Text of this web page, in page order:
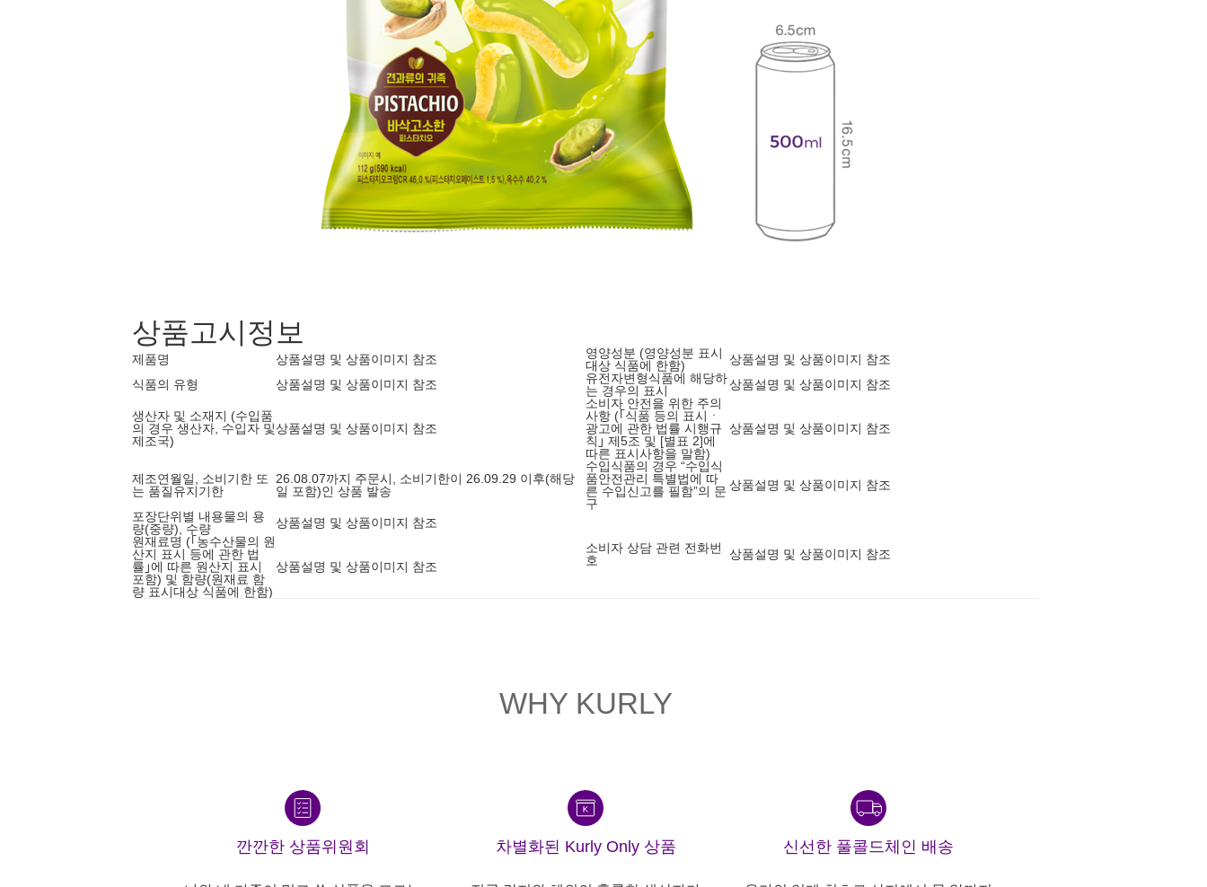
상품고시정보
제품명 상품설명 및 상품이미지 참조
영양성분 (영양성분 표시
대상 식품에 한함)
상품설명 및 상품이미지 참조
식품의 유형
상품설명 및 상품이미지 참조
유전자변형식품에 해당하
는 경우의 표시
상품설명 및 상품이미지 참조
생산자 및 소재지 (수입품
의 경우 생산자, 수입자 및
제조국)
상품설명 및 상품이미지 참조
소비자 안전을 위한 주의
사항 (｢식품 등의 표시ㆍ
광고에 관한 법률 시행규
칙｣ 제5조 및 [별표 2]에
따른 표시사항을 말함)
상품설명 및 상품이미지 참조
제조연월일, 소비기한 또
는 품질유지기한
26.08.07까지 주문시, 소비기한이 26.09.29 이후(해당
일 포함)인 상품 발송
수입식품의 경우 “수입식
품안전관리 특별법에 따
른 수입신고를 필함”의 문
구
상품설명 및 상품이미지 참조
포장단위별 내용물의 용
량(중량), 수량
상품설명 및 상품이미지 참조
소비자 상담 관련 전화번
호
상품설명 및 상품이미지 참조
원재료명 (｢농수산물의 원
산지 표시 등에 관한 법
률｣에 따른 원산지 표시
포함) 및 함량(원재료 함
량 표시대상 식품에 한함)
상품설명 및 상품이미지 참조
WHY KURLY
깐깐한 상품위원회 차별화된 Kurly Only 상품 신선한 풀콜드체인 배송